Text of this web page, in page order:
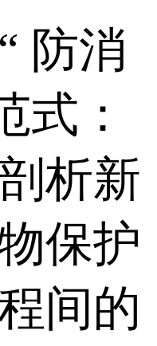
防消
式：
析新
保护
间的